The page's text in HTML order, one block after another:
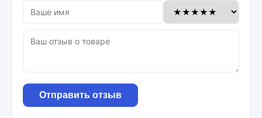
Отправить отзыв